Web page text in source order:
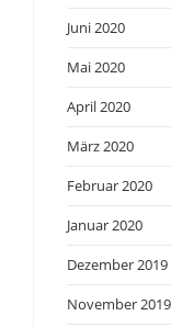
Juni 2020
Mai 2020
April 2020
März 2020
Februar 2020
Januar 2020
Dezember 2019
November 2019